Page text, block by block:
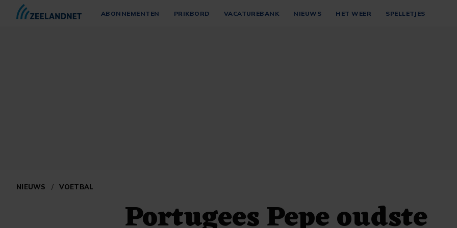
ABONNEMENTEN PRIKBORD VACATUREBANK NIEUWS HET WEER SPELLETJES
NIEUWS / VOETBAL